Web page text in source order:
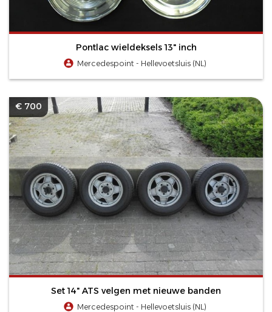
Pontlac wieldeksels 13" inch
Mercedespoint - Hellevoetsluis (NL)
€ 700
Set 14" ATS velgen met nieuwe banden
Mercedespoint - Hellevoetsluis (NL)